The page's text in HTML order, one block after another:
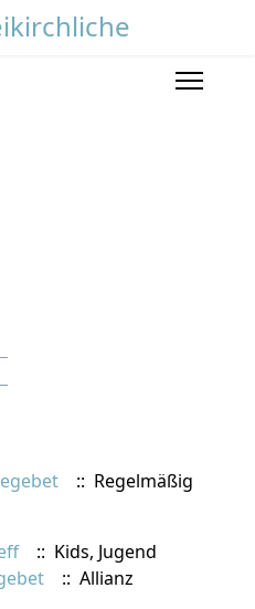
:: Regelmäßig
:: Kids, Jugend
:: Allianz